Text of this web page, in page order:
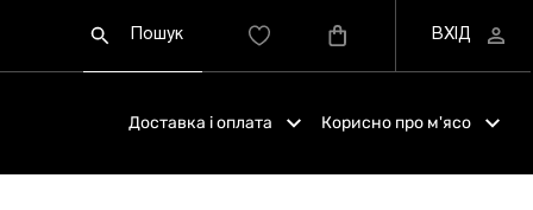
Доставка і оплата Корисно про м'ясо